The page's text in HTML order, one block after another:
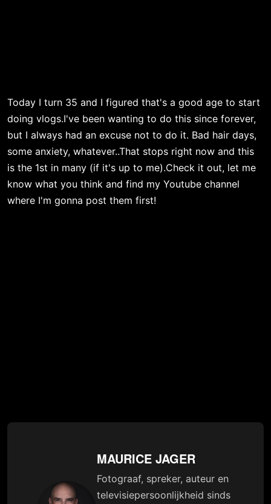
Today I turn 35 and I figured that's a good age to start
doing vlogs.I've been wanting to do this since forever,
but I always had an excuse not to do it. Bad hair days,
some anxiety, whatever..That stops right now and this
is the 1st in many (if it's up to me).Check it out, let me
know what you think and find my Youtube channel
where I'm gonna post them first!
MAURICE JAGER
Fotograaf, spreker, auteur en
televisiepersoonlijkheid sinds